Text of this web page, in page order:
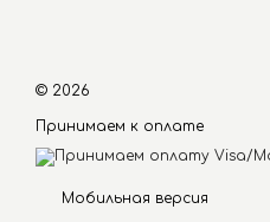
© 2026
Принимаем к оплате
Мобильная версия